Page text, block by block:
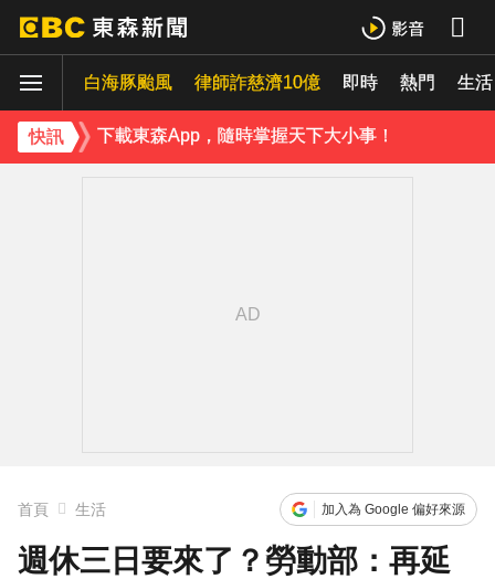
白海豚颱風 律師詐慈濟10億 即時 熱門 生活
快訊
下載東森App，隨時掌握天下大小事！
首頁 生活 加入為 Google 偏好來源
週休三日要來了？勞動部：再延